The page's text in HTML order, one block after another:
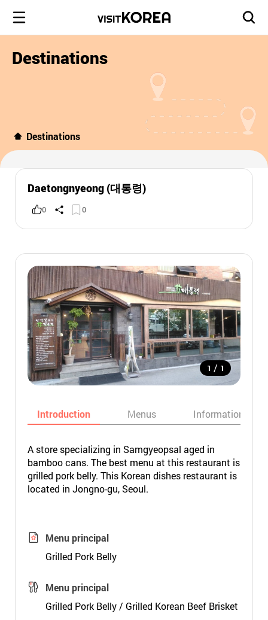
Destinations
Destinations
Daetongnyeong (대통령)
0 0
1 / 1
Introduction Menus Informations
A store specializing in Samgyeopsal aged in
bamboo cans. The best menu at this restaurant is
grilled pork belly. This Korean dishes restaurant is
located in Jongno-gu, Seoul.
Menu principal
Grilled Pork Belly
Menu principal
Grilled Pork Belly / Grilled Korean Beef Brisket